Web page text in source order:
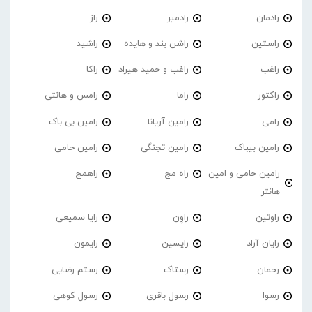
رادمان رادمیر راز
راستین راشن بند و هایده راشید
راغب راغب و حمید هیراد راکا
راکتور راما رامس و هانتی
رامی رامین آریانا رامین بی باک
رامین بیباک رامین تجنگی رامین حامی
رامین حامی و امین
هانتر
راه مج راهمج
راوتین راوِن رایا سمیعی
رایان آراد رایسین رایمون
رحمان رستاک رستم رضایی
رسوا رسول باقری رسول کوهی